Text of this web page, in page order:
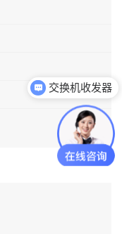
交换机收发器